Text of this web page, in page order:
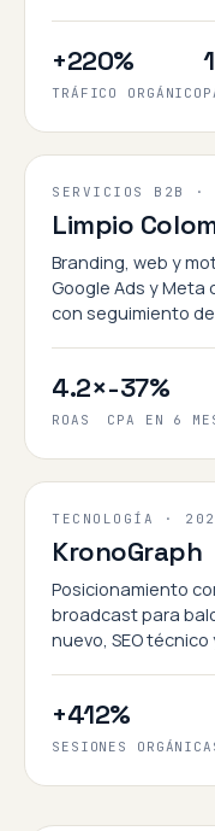
+220%
TRÁFICO ORGÁNICO
SERVICIOS B2B ·
Limpio
Branding, web y
Google Ads y Meta
con seguimiento
4.2×
ROAS
-37%
CPA EN 6
TECNOLOGÍA ·
KronoGraph
Posicionamiento
broadcast para
nuevo, SEO
+412%
SESIONES